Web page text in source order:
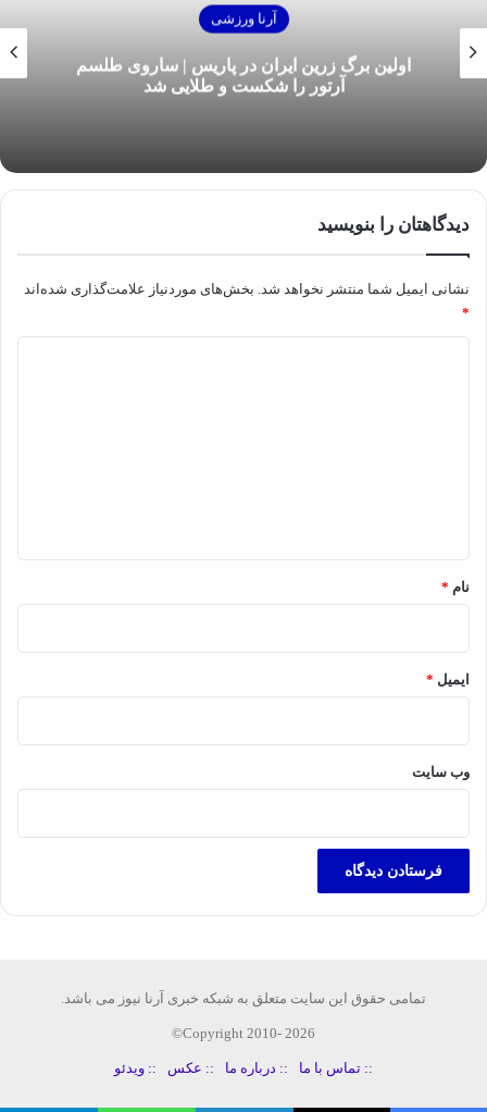
آرنا ورزشی
اولین برگ زرین ایران در پاریس | ساروی طلسم
آرتور را شکست و طلایی شد
دیدگاهتان را بنویسید
نشانی ایمیل شما منتشر نخواهد شد. بخش‌های موردنیاز علامت‌گذاری شده‌اند
*
نام *
ایمیل *
وب‌ سایت
تمامی حقوق این سایت متعلق به شبکه خبری آرنا نیوز می باشد.
Copyright 2010- 2026©
:: تماس با ما :: درباره ما :: عکس :: ویدئو